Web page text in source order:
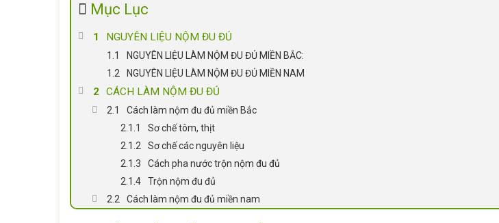
Mục Lục
NGUYÊN LIỆU NỘM ĐU ĐỦ
NGUYÊN LIỆU LÀM NỘM ĐU ĐỦ MIỀN BẮC:
NGUYÊN LIỆU LÀM NỘM ĐU ĐỦ MIỀN NAM
CÁCH LÀM NỘM ĐU ĐỦ
Cách làm nộm đu đủ miền Bắc
Sơ chế tôm, thịt
Sơ chế các nguyên liệu
Cách pha nước trộn nộm đu đủ
Trộn nộm đu đủ
Cách làm nộm đu đủ miền nam